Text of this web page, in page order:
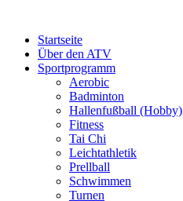
Startseite
Über den ATV
Sportprogramm
Aerobic
Badminton
Hallenfußball (Hobby)
Fitness
Tai Chi
Leichtathletik
Prellball
Schwimmen
Turnen